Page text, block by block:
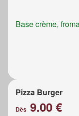
Base crème,
Pizza Burger
Dès 9.00 €